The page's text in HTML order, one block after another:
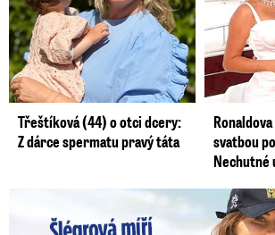
Třeštíková (44) o otci dcery:
Z dárce spermatu pravý táta
svatbou
Nechutné
Lucie Šlégrová míří na Primu. Překvapení